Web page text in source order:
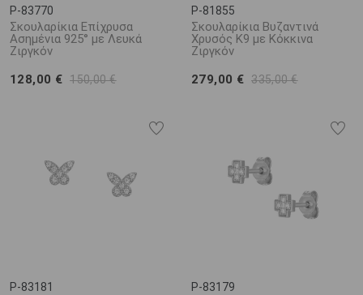
P-83770
Σκουλαρίκια Επίχρυσα
Ασημένια 925° με Λευκά
Ζιργκόν
128,00 € 150,00 €
P-81855
Σκουλαρίκια Βυζαντινά
Χρυσός Κ9 με Κόκκινα
Ζιργκόν
279,00 € 335,00 €
P-83181 P-83179